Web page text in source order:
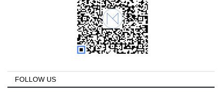
FOLLOW US